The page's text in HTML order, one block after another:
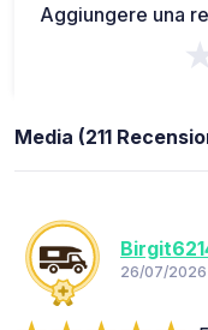
Aggiungere una
Media (211
26/07/2026